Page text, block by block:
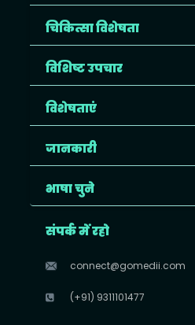
चिकित्सा विशेषता
विशिष्ट उपचार
विशेषताएं
जानकारी
भाषा चुने
संपर्क में रहो
connect@gomedii.com
(+91) 9311101477